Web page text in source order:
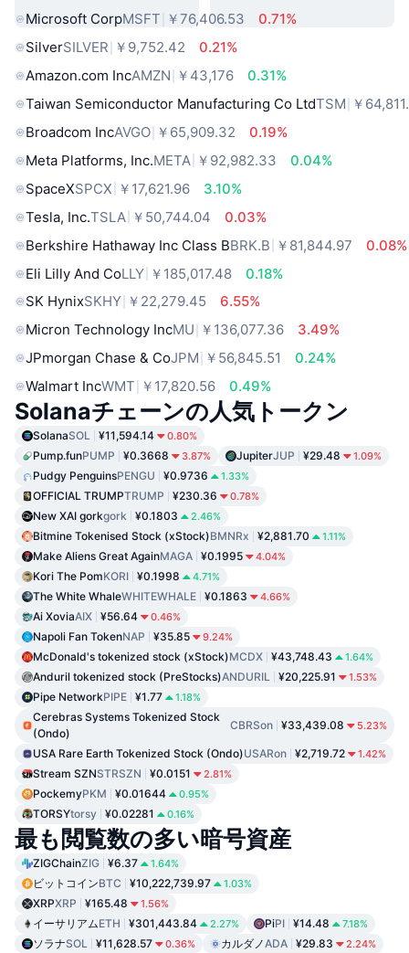
Microsoft CorpMSFT ￥76,406.53
0.71%
SilverSILVER ￥9,752.42
0.21%
Amazon.com IncAMZN ￥43,176
0.31%
Taiwan Semiconductor Manufacturing Co LtdTSM ￥
Broadcom IncAVGO ￥65,909.32
0.19%
Meta Platforms, Inc.META ￥92,982.33
0.04%
SpaceXSPCX ￥17,621.96
3.10%
Tesla, Inc.TSLA ￥50,744.04
0.03%
Berkshire Hathaway Inc Class BBRK.B ￥81,844.97
0.08%
Eli Lilly And CoLLY ￥185,017.48
0.18%
SK HynixSKHY ￥22,279.45
6.55%
Micron Technology IncMU ￥136,077.36
3.49%
JPmorgan Chase & CoJPM ￥56,845.51
0.24%
Walmart IncWMT ￥17,820.56 0.49%
Solanaチェーンの人気トークン
SolanaSOL ¥11,594.14 0.80%
Pump.funPUMP ¥0.3668 3.87% JupiterJUP ¥29.48 1.09%
Pudgy PenguinsPENGU ¥0.9736 1.33%
OFFICIAL TRUMPTRUMP ¥230.36 0.78%
New XAI gorkgork ¥0.1803 2.46%
Bitmine Tokenised Stock (xStock)BMNRx ¥2,881.70 1.11%
Make Aliens Great AgainMAGA ¥0.1995 4.04%
Kori The PomKORI ¥0.1998 4.71%
The White WhaleWHITEWHALE ¥0.1863 4.66%
Ai XoviaAIX ¥56.64 0.46%
Napoli Fan TokenNAP ¥35.85 9.24%
McDonald's tokenized stock (xStock)MCDX ¥43,748.43 1.64%
Anduril tokenized stock (PreStocks)ANDURIL ¥20,225.91 1.53%
Pipe NetworkPIPE ¥1.77 1.18%
Cerebras Systems Tokenized Stock
(Ondo)
CBRSon ¥33,439.08 5.23%
USA Rare Earth Tokenized Stock (Ondo)USARon ¥2,719.72 1.42%
Stream SZNSTRSZN ¥0.0151 2.81%
PockemyPKM ¥0.01644 0.95%
TORSYtorsy ¥0.02281 0.16%
最も閲覧数の多い暗号資産
ZIGChainZIG ¥6.37 1.64%
ビットコインBTC ¥10,222,739.97 1.03%
XRPXRP ¥165.48 1.56%
イーサリアムETH ¥301,443.84 2.27% PiPI ¥14.48 7.18%
ソラナSOL ¥11,628.57 0.36% カルダノADA ¥29.83 2.24%